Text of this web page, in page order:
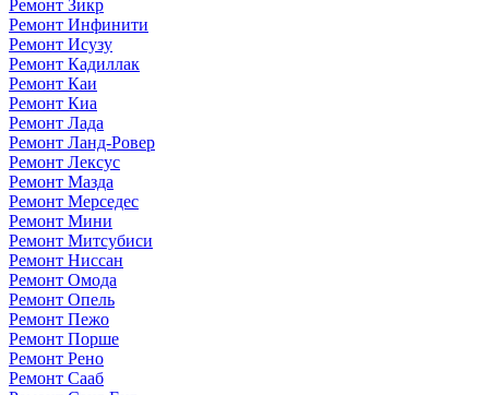
Ремонт Зикр
Ремонт Инфинити
Ремонт Исузу
Ремонт Кадиллак
Ремонт Каи
Ремонт Киа
Ремонт Лада
Ремонт Ланд-Ровер
Ремонт Лексус
Ремонт Мазда
Ремонт Мерседес
Ремонт Мини
Ремонт Митсубиси
Ремонт Ниссан
Ремонт Омода
Ремонт Опель
Ремонт Пежо
Ремонт Порше
Ремонт Рено
Ремонт Сааб